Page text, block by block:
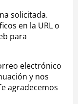
solicitada.
en la URL o
para
electrónico
y nos
agradecemos